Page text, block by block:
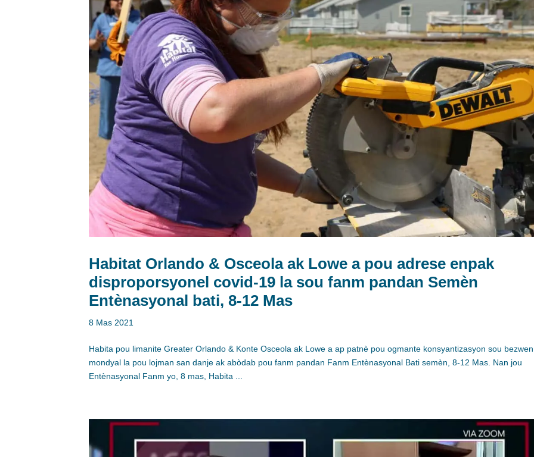
Habitat Orlando & Osceola ak Lowe a pou adrese enpak
disproporsyonel covid-19 la sou fanm pandan Semèn
Entènasyonal bati, 8-12 Mas
8 Mas 2021
Habita pou limanite Greater Orlando & Konte Osceola ak Lowe a ap patnè pou ogmante konsyantizasyon sou bezwen
mondyal la pou lojman san danje ak abòdab pou fanm pandan Fanm Entènasyonal Bati semèn, 8-12 Mas. Nan jou
Entènasyonal Fanm yo, 8 mas, Habita ...